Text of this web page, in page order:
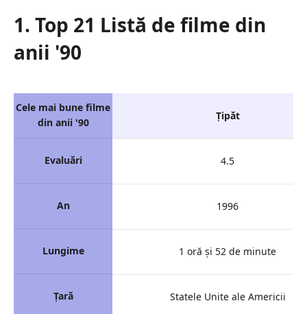
1. Top 21 Listă de filme din
anii '90
Cele mai bune filme
din anii '90
Evaluări
An
Lungime
Țară
Ţipăt
4.5
1996
1 oră și 52 de minute
Statele Unite ale Americii